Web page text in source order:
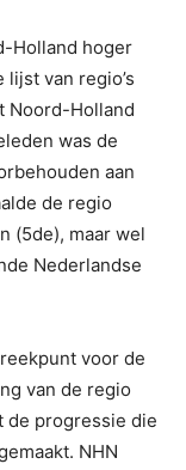
Holland hoger
lijst van regio’s
Noord-Holland
was de
aan
de regio
(5de), maar wel
Nederlandse
voor de
van de regio
de progressie die
NHN